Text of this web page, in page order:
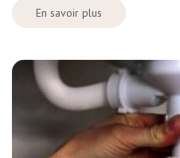
En savoir plus